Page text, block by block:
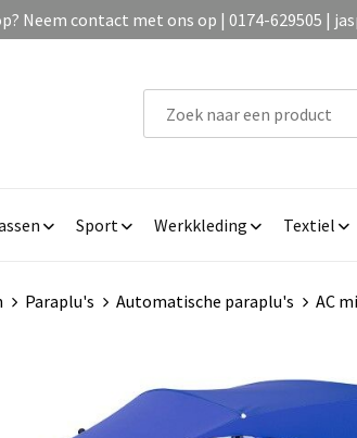
Neem contact met ons op | 0174-629505 |
Sport Werkkleding Textiel
Paraplu's Automatische paraplu's AC